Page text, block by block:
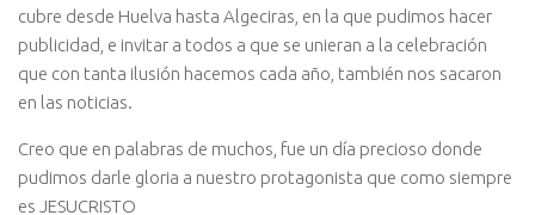
cubre desde Huelva hasta Algeciras, en la que pudimos hacer
publicidad, e invitar a todos a que se unieran a la celebración
que con tanta ilusión hacemos cada año, también nos sacaron
en las noticias.
Creo que en palabras de muchos, fue un día precioso donde
pudimos darle gloria a nuestro protagonista que como siempre
es JESUCRISTO